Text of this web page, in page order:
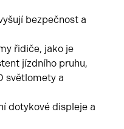
bezpečnost a
řidiče, jako je
jízdního pruhu,
světlomety a
dotykové displeje a